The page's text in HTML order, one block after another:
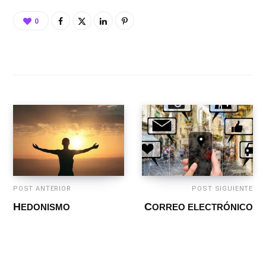
0
POST ANTERIOR
HEDONISMO
POST SIGUIENTE
CORREO ELECTRÓNICO